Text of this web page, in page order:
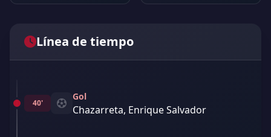
Línea de tiempo
40'
Gol
Chazarreta, Enrique Salvador